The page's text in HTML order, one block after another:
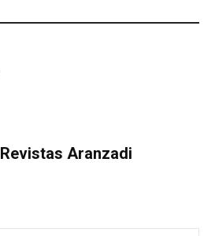
Revistas Aranzadi